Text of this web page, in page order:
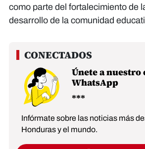
como parte del fortalecimiento de
desarrollo de la comunidad
Únete a nuestro
WhatsApp
Infórmate sobre las noticias más
Honduras y el mundo.